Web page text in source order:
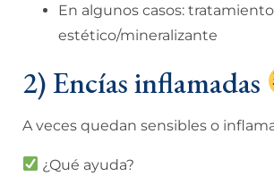
En algunos casos: tratamiento
estético/mineralizante
2) Encías inflamadas
A veces quedan sensibles o
¿Qué ayuda?